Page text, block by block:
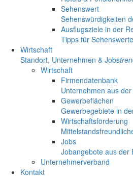
Sehenswert
Sehenswürdigkeiten
Ausflugsziele in der
Tipps für
Wirtschaft
Standort, Unternehmen & Jobs
Wirtschaft
Firmendatenbank
Unternehmen aus
Gewerbeflächen
Gewerbegebiete in
Wirtschaftsförderung
Jobs
Jobangebote aus der
Unternehmerverband
Kontakt